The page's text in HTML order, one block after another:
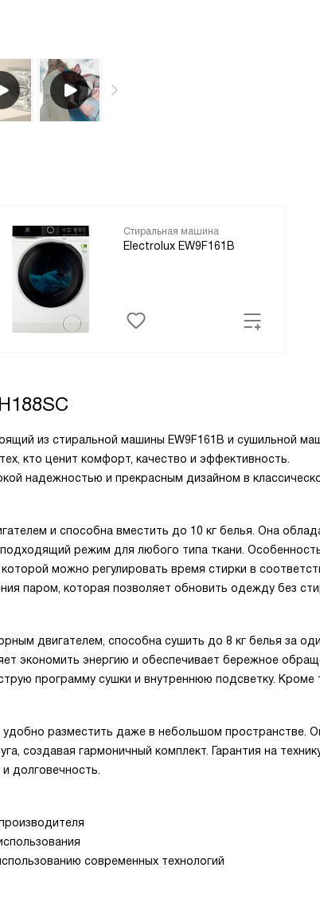
Стиральная машина
Electrolux EW9F161B
из стиральной машины EW9F161B и сушильной
кто ценит комфорт, качество и эффективность.
надежностью и прекрасным дизайном в
и способна вместить до 10 кг белья. Она
режим для любого типа ткани.
можно регулировать время стирки в
паром, которая позволяет обновить одежду без
двигателем, способна сушить до 8 кг белья за
экономить энергию и обеспечивает бережное
программу сушки и внутреннюю подсветку. Кроме
разместить даже в небольшом пространстве.
создавая гармоничный комплект. Гарантия на
долговечность.
современных технологий